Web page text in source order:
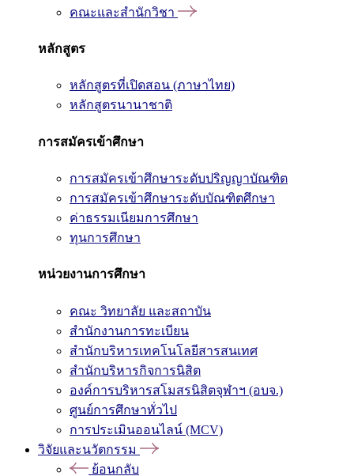
คณะและสำนักวิชา
หลักสูตร
หลักสูตรที่เปิดสอน (ภาษาไทย)
หลักสูตรนานาชาติ
การสมัครเข้าศึกษา
การสมัครเข้าศึกษาระดับปริญญาบัณฑิต
การสมัครเข้าศึกษาระดับบัณฑิตศึกษา
ค่าธรรมเนียมการศึกษา
ทุนการศึกษา
หน่วยงานการศึกษา
คณะ วิทยาลัย และสถาบัน
สำนักงานการทะเบียน
สำนักบริหารเทคโนโลยีสารสนเทศ
สำนักบริหารกิจการนิสิต
องค์การบริหารสโมสรนิสิตจุฬาฯ (อบจ.)
ศูนย์การศึกษาทั่วไป
การประเมินออนไลน์ (MCV)
วิจัยและนวัตกรรม
ย้อนกลับ